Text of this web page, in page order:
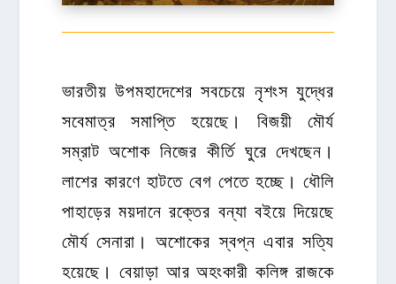
ভারতীয় উপমহাদেশের সবচেয়ে নৃশংস যুদ্ধের
সবেমাত্র সমাপ্তি হয়েছে। বিজয়ী মৌর্য
সম্রাট অশোক নিজের কীর্তি ঘুরে দেখছেন।
লাশের কারণে হাটতে বেগ পেতে হচ্ছে। ধৌলি
পাহাড়ের ময়দানে রক্তের বন্যা বইয়ে দিয়েছে
মৌর্য সেনারা। অশোকের স্বপ্ন এবার সত্যি
হয়েছে। বেয়াড়া আর অহংকারী কলিঙ্গ রাজকে